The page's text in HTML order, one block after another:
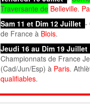
Traversante de Belleville.
Sam 11 et Dim 12 Juillet -
de France à Blois.
Jeudi 16 au Dim 19 Juillet
Championnats de France
(Cad/Jun/Esp) à Paris.
qualifiables.